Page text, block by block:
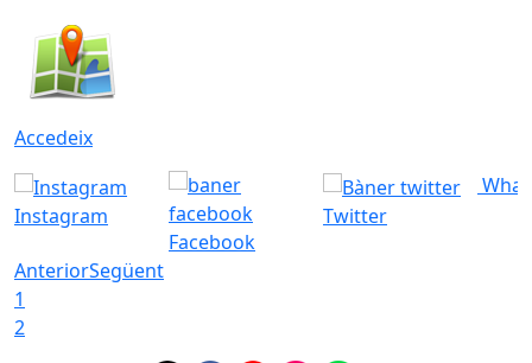
Accedeix
Instagram
Facebook
Twitter
AnteriorSegüent
1
2